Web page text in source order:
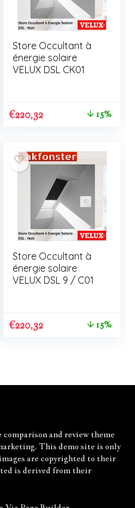
Store Occultant à
énergie solaire
VELUX DSL CK01
€220,32 15%
Store Occultant à
énergie solaire
VELUX DSL 9 / C01
€220,32 15%
and review theme
This demo site is only
are copyrighted to their
is derived from their